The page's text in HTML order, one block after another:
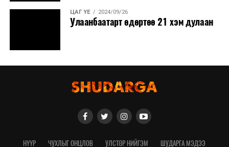
ЦАГ ҮЕ 2024/09/26
Улаанбаатарт өдөртөө 21 хэм дулаан
НҮҮР ЧУХЛЫГ ОНЦЛОВ УЛСТӨР НИЙГЭМ ШУДАРГА МЭДЭЭ